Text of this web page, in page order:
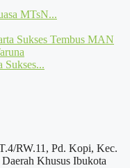
MTsN...
Sukses...
RW.11, Pd. Kopi, Kec.
Khusus Ibukota